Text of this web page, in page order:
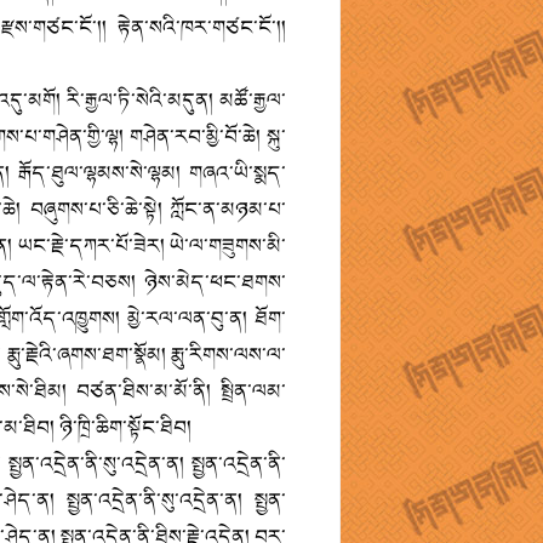
རྟེན་སའི་ཁར་གཙང་ངོ་།།
རི་རྒྱལ་ཏི་སེའི་མདུན། མཚོ་རྒྱལ་
གཤེན་རབ་མྱི་བོ་ཆེ། སྐུ་
རྒོད་ཐུལ་ལྷམས་སེ་ལྷམ། གཞའ་ཡི་སྨད་
བཞུགས་པ་ཅི་ཆེ་སྟེ། ཀློང་ན་མཉམ་པ་
ཡང་རྗེ་དཀར་པོ་ཟེར། ཡེ་ལ་གཟུགས་མི་
ཉེས་མེད་ཕང་ཐགས་
མྱེ་རལ་ལན་བུ་ན། ཐོག་
རྨུ་རིགས་ལས་ལ་
བཙན་ཐིས་མ་མོ་ནི། སྤྲིན་ལམ་
ཉི་ཁྲི་ཆིག་སྟོང་ཐིབ།
སྤྱན་འདྲེན་ནི་
སྤྱན་འདྲེན་ནི་སུ་འདྲེན་ན། སྤྱན་
སྤྱན་འདྲེན་ནི་ཐིས་རྗེ་འདྲེན། བར་